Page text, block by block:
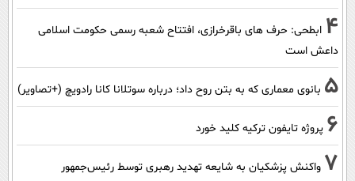
4 ابطحی: حرف های باقرخرازی، افتتاح شعبه رسمی حکومت اسلامی
داعش است
5 بانوی معماری که به بتن روح داد؛ درباره سوتلانا کانا رادویچ (+تصاویر)
6 پروژه تایفون ترکیه کلید خورد
7 واکنش پزشکیان به شایعه تهدید رهبری توسط رئیس‌جمهور